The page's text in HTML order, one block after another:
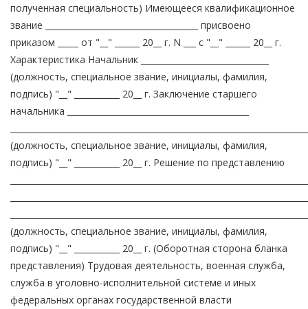
полученная специальность) Имеющееся квалификационное
звание _____________________________________ присвоено
приказом _____ от "__" ______ 20__ г. N ___ с "__" ______ 20__ г.
Характеристика Начальник _______________________________
(должность, специальное звание, инициалы, фамилия,
подпись) "__" ___________ 20__ г. Заключение старшего
начальника ____________________________________________
(должность, специальное звание, инициалы, фамилия,
подпись) "__" ___________ 20__ г. Решение по представлению
(должность, специальное звание, инициалы, фамилия,
подпись) "__" ___________ 20__ г. (Оборотная сторона бланка
представления) Трудовая деятельность, военная служба,
служба в уголовно-исполнительной системе и иных
федеральных органах государственной власти